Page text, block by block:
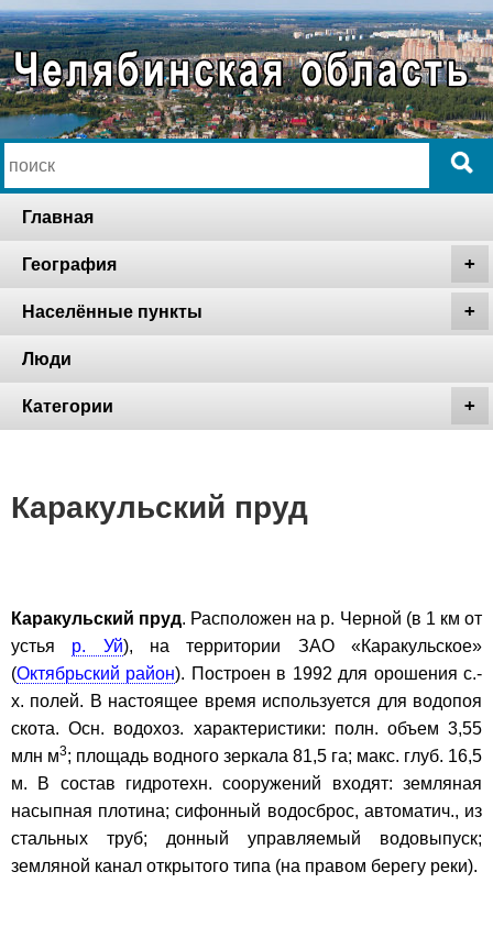
Главная
География
Населённые пункты
Люди
Категории
Каракульский пруд
Каракульский пруд. Расположен на р. Черной (в 1 км от
устья р. Уй), на территории ЗАО «Каракульское»
(Октябрьский район). Построен в 1992 для орошения с.-
х. полей. В настоящее время используется для водопоя
скота. Осн. водохоз. характеристики: полн. объем 3,55
млн м3; площадь водного зеркала 81,5 га; макс. глуб. 16,5
м. В состав гидротехн. сооружений входят: земляная
насыпная плотина; сифонный водосброс, автоматич., из
стальных труб; донный управляемый водовыпуск;
земляной канал открытого типа (на правом берегу реки).